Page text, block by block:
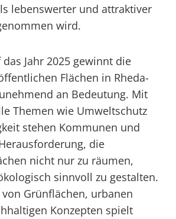
lebenswerter und attraktiver
wird.
Jahr 2025 gewinnt die
Flächen in Rheda-
an Bedeutung. Mit
Themen wie Umweltschutz
stehen Kommunen und
die
nicht nur zu räumen,
sinnvoll zu gestalten.
Grünflächen, urbanen
Konzepten spielt